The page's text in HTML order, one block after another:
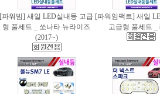
[파워빔] 새일 LED실내등 고급
형 풀세트 _ 쏘나타 뉴라이즈
(2017~)
[파워임팩트] 새일
고급형 풀세트 _